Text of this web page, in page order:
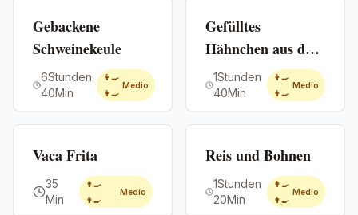
Gebackene
Schweinekeule
6Stunden
40Min
👨‍🍳
👨‍🍳
Medio
Gefülltes
Hähnchen aus dem
Ofen
1Stunden
40Min
👨‍🍳
👨‍🍳
Medio
Vaca Frita
35
Min
👨‍🍳
👨‍🍳
Medio
Reis und Bohnen
1Stunden
20Min
👨‍🍳
👨‍🍳
Medio